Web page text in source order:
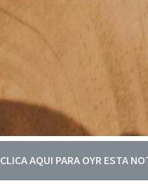
CLICA AQUI PARA OYR ESTA